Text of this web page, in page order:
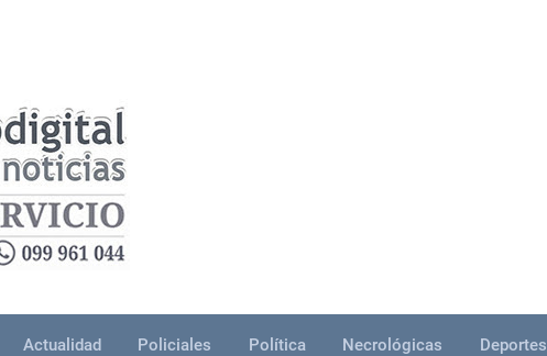
Actualidad Policiales Política Necrológicas Deportes